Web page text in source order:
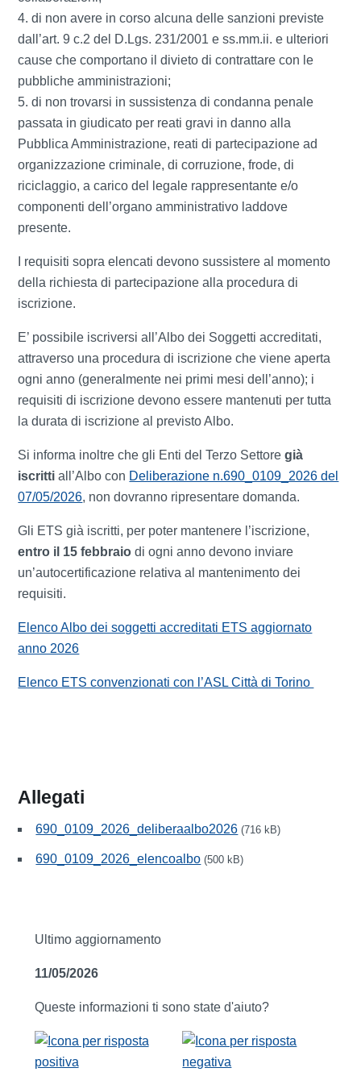
di non avere in corso alcuna delle sanzioni previste
dall’art. 9 c.2 del D.Lgs. 231/2001 e ss.mm.ii. e ulteriori
cause che comportano il divieto di contrattare con le
pubbliche amministrazioni;
di non trovarsi in sussistenza di condanna penale
passata in giudicato per reati gravi in danno alla
Pubblica Amministrazione, reati di partecipazione ad
organizzazione criminale, di corruzione, frode, di
riciclaggio, a carico del legale rappresentante e/o
componenti dell’organo amministrativo laddove
presente.
I requisiti sopra elencati devono sussistere al momento
della richiesta di partecipazione alla procedura di
iscrizione.
E’ possibile iscriversi all’Albo dei Soggetti accreditati,
attraverso una procedura di iscrizione che viene aperta
ogni anno (generalmente nei primi mesi dell’anno); i
requisiti di iscrizione devono essere mantenuti per tutta
la durata di iscrizione al previsto Albo.
Si informa inoltre che gli Enti del Terzo Settoregià
iscritti all’Albo con Deliberazione n.690_0109_2026 del
07/05/2026, non dovranno ripresentare domanda.
Gli ETS già iscritti, per poter mantenere l’iscrizione,
entro il 15 febbraio di ogni anno devono inviare
un’autocertificazione relativa al mantenimento dei
requisiti.
Elenco Albo dei soggetti accreditati ETS aggiornato
anno 2026
Elenco ETS convenzionati con l’ASL Città di Torino
Allegati
690_0109_2026_deliberaalbo2026 (716 kB)
690_0109_2026_elencoalbo (500 kB)
Ultimo aggiornamento
11/05/2026
Queste informazioni ti sono state d'aiuto?